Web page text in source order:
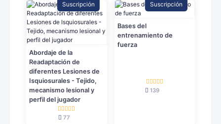
Suscripción
Abordaje de la
Readaptación de
diferentes Lesiones de
Isquiosurales - Tejido,
mecanismo lesional y
perfil del jugador
77
Suscripción
Bases del
entrenamiento de
fuerza
139